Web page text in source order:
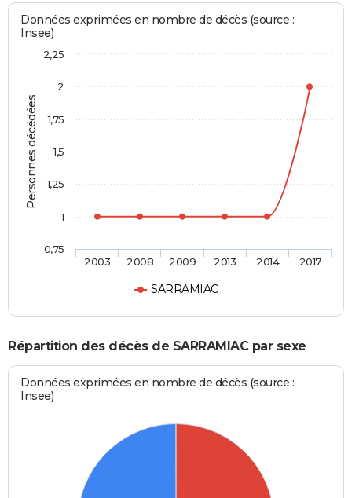
Personnes décédées
Données exprimées en nombre de décès (source :
Insee)
SARRAMIAC
2003 2008 2009 2013 2014 2017
0,75
1
1,25
1,5
1,75
2
2,25
Répartition des décès de SARRAMIAC par sexe
Données exprimées en nombre de décès (source :
Insee)